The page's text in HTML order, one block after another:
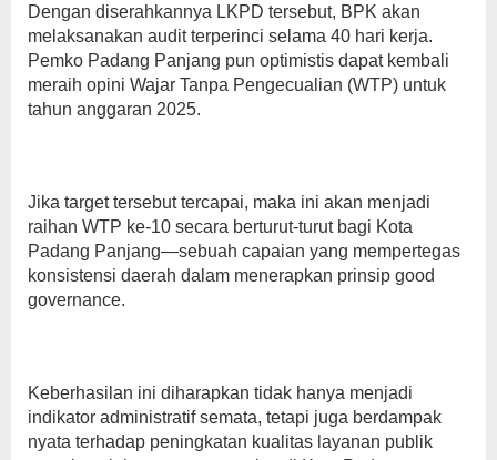
Dengan diserahkannya LKPD tersebut, BPK akan
melaksanakan audit terperinci selama 40 hari kerja.
Pemko Padang Panjang pun optimistis dapat kembali
meraih opini Wajar Tanpa Pengecualian (WTP) untuk
tahun anggaran 2025.
Jika target tersebut tercapai, maka ini akan menjadi
raihan WTP ke-10 secara berturut-turut bagi Kota
Padang Panjang—sebuah capaian yang mempertegas
konsistensi daerah dalam menerapkan prinsip good
governance.
Keberhasilan ini diharapkan tidak hanya menjadi
indikator administratif semata, tetapi juga berdampak
nyata terhadap peningkatan kualitas layanan publik